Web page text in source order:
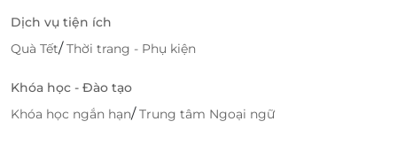
Dịch vụ tiện ích
Quà Tết/Thời trang - Phụ kiện
Khóa học - Đào tạo
Khóa học ngắn hạn/Trung tâm Ngoại ngữ